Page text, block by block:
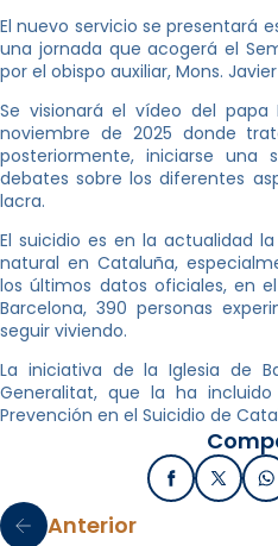
El nuevo servicio se presentará
una jornada que acogerá el
por el obispo auxiliar, Mons.
Se visionará el vídeo del papa
noviembre de 2025 donde
posteriormente, iniciarse una
debates sobre los diferentes
lacra.
El suicidio es en la actualidad
natural en Cataluña,
los últimos datos oficiales, en
Barcelona, 390 personas
seguir viviendo.
La iniciativa de la Iglesia de
Generalitat, que la ha
Prevención en el Suicidio de
Facebook
X /
Anterior